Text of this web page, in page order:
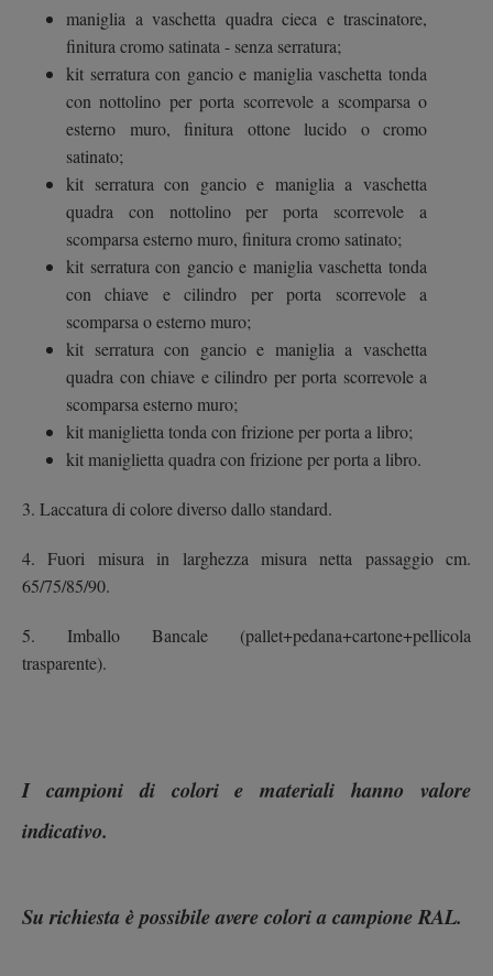
maniglia a vaschetta quadra cieca e trascinatore,
finitura cromo satinata - senza serratura;
kit serratura con gancio e maniglia vaschetta tonda
con nottolino per porta scorrevole a scomparsa o
esterno muro, finitura ottone lucido o cromo
satinato;
kit serratura con gancio e maniglia a vaschetta
quadra con nottolino per porta scorrevole a
scomparsa esterno muro, finitura cromo satinato;
kit serratura con gancio e maniglia vaschetta tonda
con chiave e cilindro per porta scorrevole a
scomparsa o esterno muro;
kit serratura con gancio e maniglia a vaschetta
quadra con chiave e cilindro per porta scorrevole a
scomparsa esterno muro;
kit maniglietta tonda con frizione per porta a libro;
kit maniglietta quadra con frizione per porta a libro.
3. Laccatura di colore diverso dallo standard.
4. Fuori misura in larghezza misura netta passaggio cm.
65/75/85/90.
5. Imballo Bancale (pallet+pedana+cartone+pellicola
trasparente).
I campioni di colori e materiali hanno valore
indicativo.
Su richiesta è possibile avere colori a campione RAL.